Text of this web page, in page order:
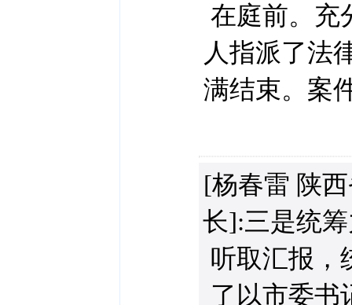
在庭前。充
人指派了法
满结束。案
[杨春雷 陕
长]:三是统
听取汇报，
了以市委书